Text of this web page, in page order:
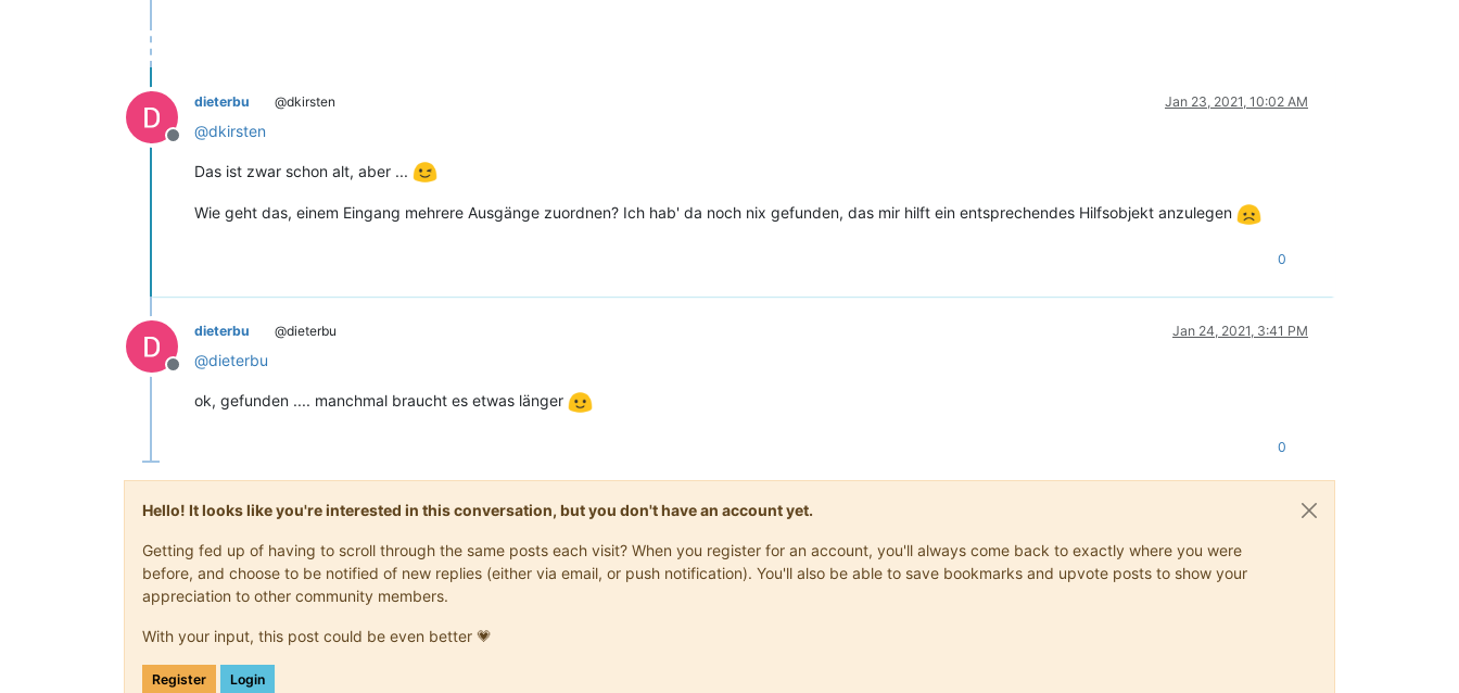
Offline
dieterbu @dkirsten Jan 23, 2021, 10:02 AM
@dkirsten
Das ist zwar schon alt, aber ...
Wie geht das, einem Eingang mehrere Ausgänge zuordnen? Ich hab' da noch nix gefunden, das mir hilft ein entsprechendes Hilfsobjekt anzulegen
0
Offline
dieterbu @dieterbu Jan 24, 2021, 3:41 PM
@dieterbu
ok, gefunden .... manchmal braucht es etwas länger
0
Hello! It looks like you're interested in this conversation, but you don't have an account yet.
Getting fed up of having to scroll through the same posts each visit? When you register for an account, you'll always come back to exactly where you were
before, and choose to be notified of new replies (either via email, or push notification). You'll also be able to save bookmarks and upvote posts to show your
appreciation to other community members.
With your input, this post could be even better 💗
Register Login